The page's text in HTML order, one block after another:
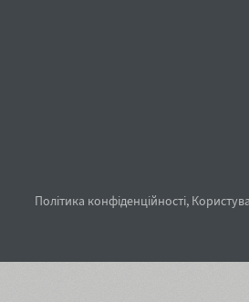
Політика конфіденційності,